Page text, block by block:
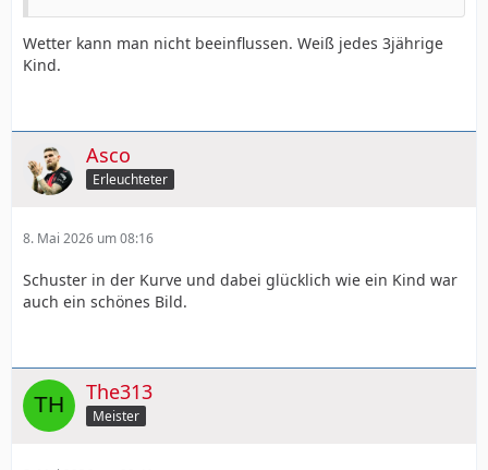
Wetter kann man nicht beeinflussen. Weiß jedes 3jährige
Kind.
Asco
Erleuchteter
8. Mai 2026 um 08:16
Schuster in der Kurve und dabei glücklich wie ein Kind war
auch ein schönes Bild.
The313
Meister